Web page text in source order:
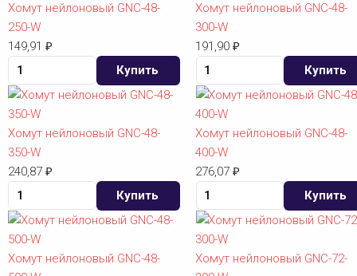
Хомут нейлоновый GNC-48-
250-W
149,91
₽
Купить
Хомут нейлоновый GNC-48-
300-W
191,90₽
Купить
Хомут нейлоновый GNC-48-
350-W
240,87 ₽
Купить
Хомут нейлоновый GNC-48-
400-W
276,07₽
Купить
Хомут нейлоновый GNC-48-
Хомут нейлоновый GNC-72-